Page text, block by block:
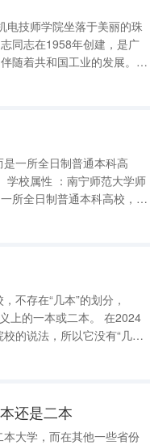
同志在1958年创建，是广
随着共和国工业的发展。
日制在校生近8000人，高
所全日制普通本科高校，属
本或二本。 在2024
的说法，所以它没有“几
。 到2024年5
还是二本